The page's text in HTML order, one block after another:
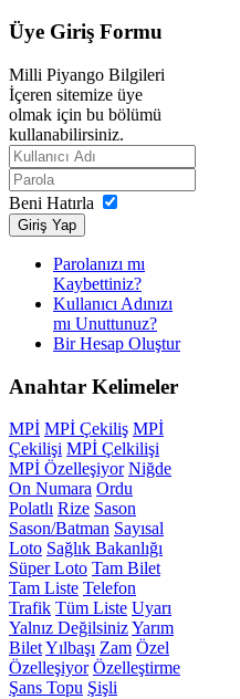
Üye Giriş Formu
Milli Piyango Bilgileri
İçeren sitemize üye
olmak için bu bölümü
kullanabilirsiniz.
Beni Hatırla
Giriş Yap
Parolanızı mı
Kaybettiniz?
Kullanıcı Adınızı
mı Unuttunuz?
Bir Hesap Oluştur
Anahtar Kelimeler
MPİ MPİ Çekiliş MPİ
Çekilişi MPİ Çelkilişi
MPİ Özelleşiyor Niğde
On Numara Ordu
Polatlı Rize Sason
Sason/Batman Sayısal
Loto Sağlık Bakanlığı
Süper Loto Tam Bilet
Tam Liste Telefon
Trafik Tüm Liste Uyarı
Yalnız DeğilsinizYarım
BiletYılbaşı Zam Özel
Özelleşiyor Özelleştirme
Şans Topu Şişli